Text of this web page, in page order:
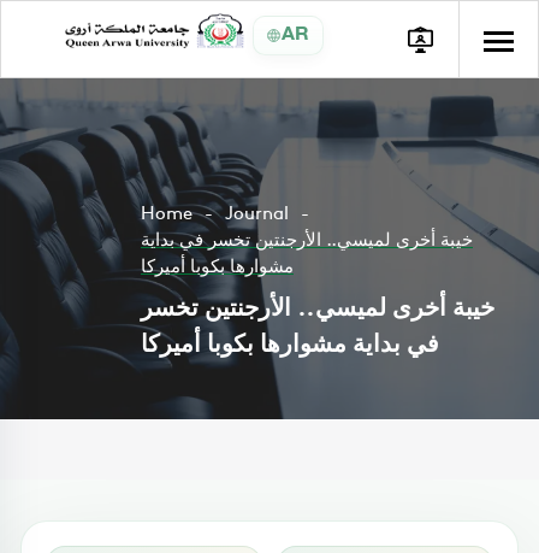
AR
Home
Journal
خيبة أخرى لميسي.. الأرجنتين تخسر في بداية
مشوارها بكوبا أميركا
خيبة أخرى لميسي.. الأرجنتين تخسر
في بداية مشوارها بكوبا أميركا